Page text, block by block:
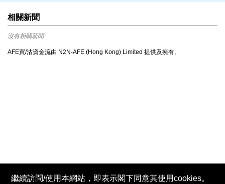
相關新聞
沒有相關新聞
AFE買/沽資金流由 N2N-AFE (Hong Kong) Limited 提供及擁有。
繼續訪問/使用本網站，即表示閣下同意其使用cookies。